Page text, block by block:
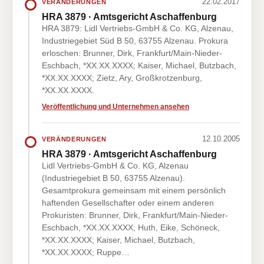
VERÄNDERUNGEN
HRA 3879 · Amtsgericht Aschaffenburg
HRA 3879: Lidl Vertriebs-GmbH & Co. KG, Alzenau,
Industriegebiet Süd B 50, 63755 Alzenau. Prokura
erloschen: Brunner, Dirk, Frankfurt/Main-Nieder-
Eschbach, *XX.XX.XXXX; Kaiser, Michael, Butzbach,
*XX.XX.XXXX; Zietz, Ary, Großkrotzenburg,
*XX.XX.XXXX.
Veröffentlichung und Unternehmen ansehen
VERÄNDERUNGEN 12.10.2005
HRA 3879 · Amtsgericht Aschaffenburg
Lidl Vertriebs-GmbH & Co. KG, Alzenau
(Industriegebiet B 50, 63755 Alzenau).
Gesamtprokura gemeinsam mit einem persönlich
haftenden Gesellschafter oder einem anderen
Prokuristen: Brunner, Dirk, Frankfurt/Main-Nieder-
Eschbach, *XX.XX.XXXX; Huth, Eike, Schöneck,
*XX.XX.XXXX; Kaiser, Michael, Butzbach,
*XX.XX.XXXX; Ruppe…